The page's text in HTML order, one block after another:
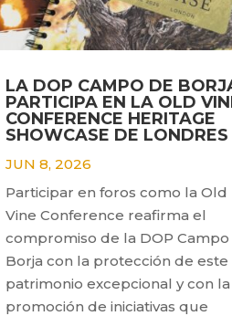
LA DOP CAMPO DE
PARTICIPA EN LA OLD
CONFERENCE HERITAGE
SHOWCASE DE LONDRES
JUN 8, 2026
Participar en foros como la Old
Vine Conference reafirma el
compromiso de la DOP Campo
Borja con la protección de este
patrimonio excepcional y con la
promoción de iniciativas que